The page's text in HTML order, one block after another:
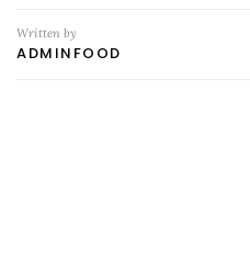
Written by
ADMINFOOD